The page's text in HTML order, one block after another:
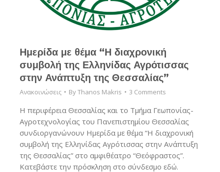
Ημερίδα με θέμα “Η διαχρονική
συμβολή της Ελληνίδας Αγρότισσας
στην Ανάπτυξη της Θεσσαλίας”
Ανακοινώσεις ByThanos Makris 3 Comments
Η περιφέρεια Θεσσαλίας και το Τμήμα Γεωπονίας-
Αγροτεχνολογίας του Πανεπιστημίου Θεσσαλίας
συνδιοργανώνουν Ημερίδα με θέμα “Η διαχρονική
συμβολή της Ελληνίδας Αγρότισσας στην Ανάπτυξη
της Θεσσαλίας” στο αμφιθέατρο “Θεόφραστος”.
Κατεβάστε την πρόσκληση στο σύνδεσμο εδώ.